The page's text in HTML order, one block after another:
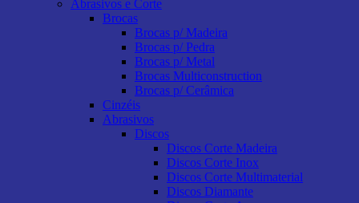
Abrasivos e Corte
Brocas
Brocas p/ Madeira
Brocas p/ Pedra
Brocas p/ Metal
Brocas Multiconstruction
Brocas p/ Cerâmica
Cinzéis
Abrasivos
Discos
Discos Corte Madeira
Discos Corte Inox
Discos Corte Multimaterial
Discos Diamante